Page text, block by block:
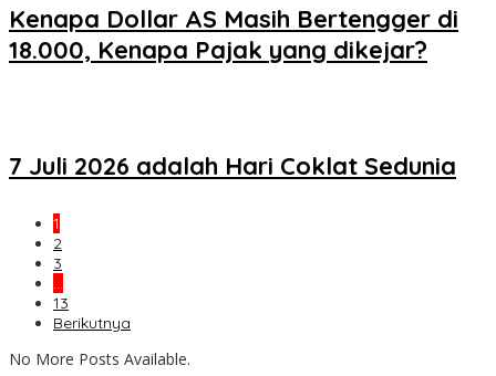
Kenapa Dollar AS Masih Bertengger di
18.000, Kenapa Pajak yang dikejar?
7 Juli 2026 adalah Hari Coklat Sedunia
1
2
3
…
13
Berikutnya
No More Posts Available.